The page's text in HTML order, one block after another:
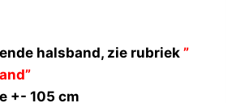
halsband, zie rubriek ”
+- 105 cm